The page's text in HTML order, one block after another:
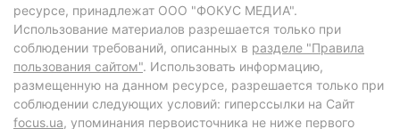
ресурсе, принадлежат ООО "ФОКУС МЕДИА".
Использование материалов разрешается только при
соблюдении требований, описанных в разделе "Правила
пользования сайтом". Использовать информацию,
размещенную на данном ресурсе, разрешается только при
соблюдении следующих условий: гиперссылки на Сайт
focus.ua, упоминания первоисточника не ниже первого